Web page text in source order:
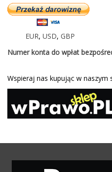
EUR, USD, GBP
Numer konta do wpłat
Wspieraj nas kupując w naszym